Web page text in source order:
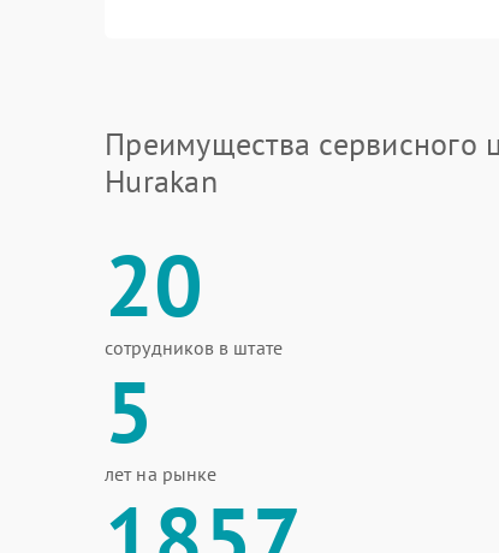
Преимущества сервисного
Hurakan
20
сотрудников в штате
5
лет на рынке